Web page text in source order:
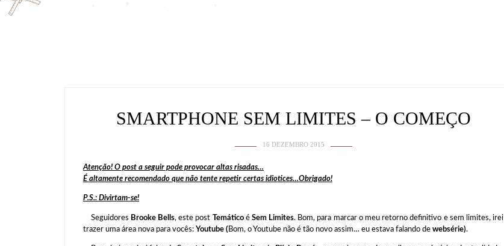
SMARTPHONE SEM LIMITES – O COMEÇO
16 DEZEMBRO 2015
Atenção! O post a seguir pode provocar altas risadas…
É altamente recomendado que não tente repetir certas idiotices…Obrigado!
P.S.: Divirtam-se!
Seguidores Brooke Bells, este post Temáticoé Sem Limites. Bom, para marcar o meu retorno definitivo e sem limites, irei
trazer uma área nova para vocês: Youtube (Bom, o Youtube não é tão novo assim… eu estava falando de websérie).